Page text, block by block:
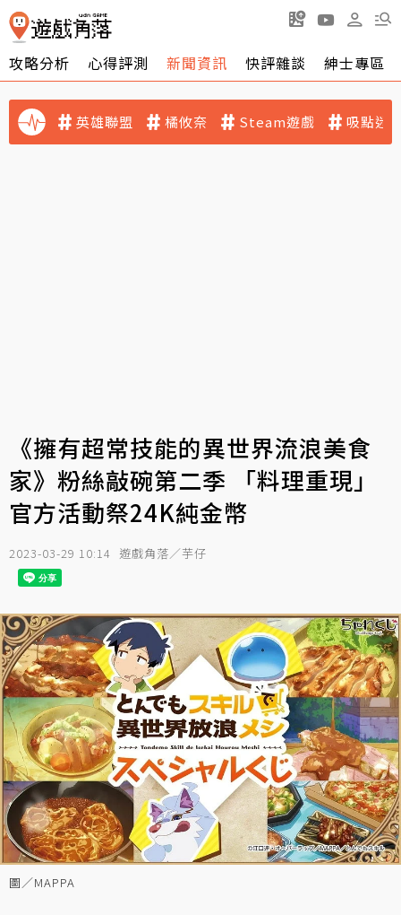
攻略分析 心得評測 新聞資訊 快評雜談 紳士專區
英雄聯盟 橘攸奈 Steam遊戲 吸點迷
《擁有超常技能的異世界流浪美食
家》粉絲敲碗第二季 「料理重現」
官方活動祭24K純金幣
2023-03-29 10:14 遊戲角落／芋仔
圖／MAPPA